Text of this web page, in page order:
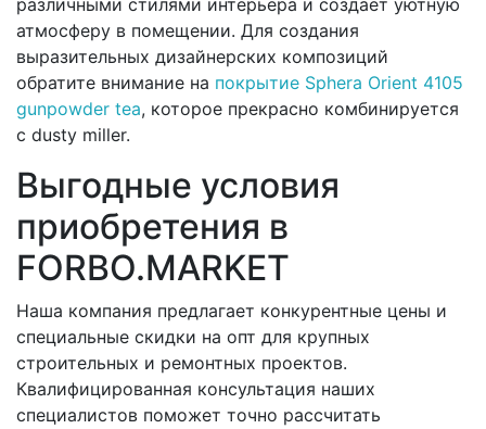
различными стилями интерьера и создает уютную
атмосферу в помещении. Для создания
выразительных дизайнерских композиций
обратите внимание на покрытие Sphera Orient 4105
gunpowder tea, которое прекрасно комбинируется
с dusty miller.
Выгодные условия
приобретения в
FORBO.MARKET
Наша компания предлагает конкурентные цены и
специальные скидки на опт для крупных
строительных и ремонтных проектов.
Квалифицированная консультация наших
специалистов поможет точно рассчитать